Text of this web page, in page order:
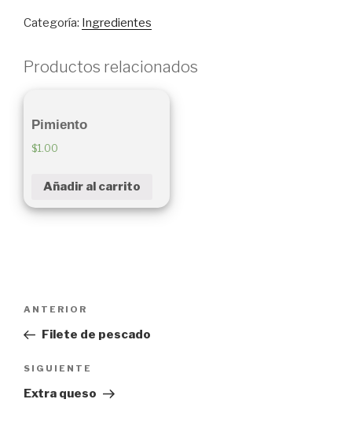
Categoría: Ingredientes
Productos relacionados
Pimiento
$1.00
Añadir al carrito
Navegación
entradas
Entrada
anterior:
ANTERIOR
Filete de pescado
Siguiente
entrada
SIGUIENTE
Extra queso